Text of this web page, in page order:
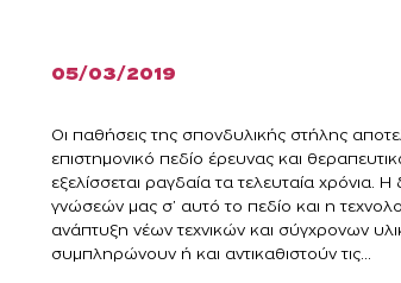
05/03/2019
Οι παθήσεις της σπονδυλικής στήλης
επιστημονικό πεδίο έρευνας και
εξελίσσεται ραγδαία τα τελευταία χρόνια.
γνώσεών μας σ’ αυτό το πεδίο και η
ανάπτυξη νέων τεχνικών και σύγχρονων
συμπληρώνουν ή και αντικαθιστούν τις...